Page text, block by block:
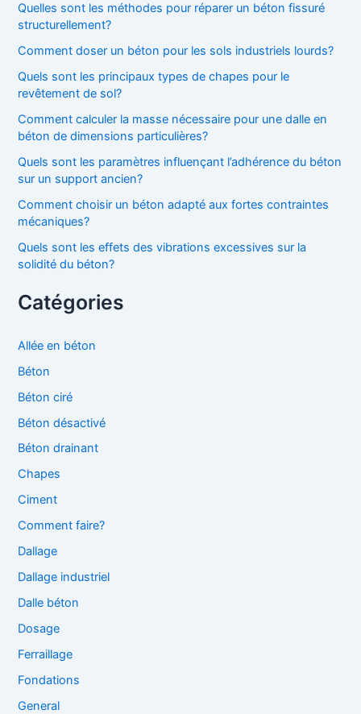
Quelles sont les méthodes pour réparer un béton fissuré
structurellement?
Comment doser un béton pour les sols industriels lourds?
Quels sont les principaux types de chapes pour le
revêtement de sol?
Comment calculer la masse nécessaire pour une dalle en
béton de dimensions particulières?
Quels sont les paramètres influençant l’adhérence du béton
sur un support ancien?
Comment choisir un béton adapté aux fortes contraintes
mécaniques?
Quels sont les effets des vibrations excessives sur la
solidité du béton?
Catégories
Allée en béton
Béton
Béton ciré
Béton désactivé
Béton drainant
Chapes
Ciment
Comment faire?
Dallage
Dallage industriel
Dalle béton
Dosage
Ferraillage
Fondations
General